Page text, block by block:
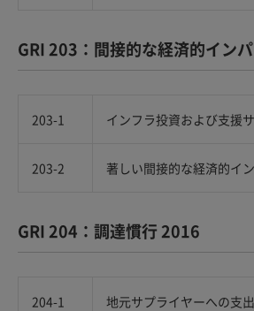
GRI 203：間接的な経済的イン
203-1 インフラ投資および支援
203-2 著しい間接的な経済的イ
GRI 204：調達慣行 2016
204-1 地元サプライヤーへの支